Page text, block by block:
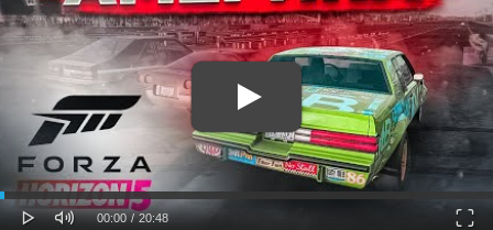
Play Mute
Current
00:00 / Duration
20:48